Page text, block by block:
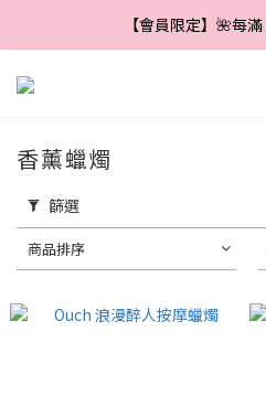
【會員限定】🌼新會員註
【會員限定】🌺每
【會員限定】🌼新會員註
香薰蠟燭
篩選
商品排序